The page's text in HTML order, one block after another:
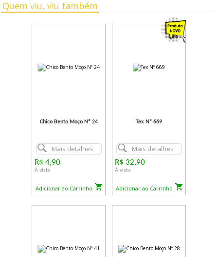
Quem viu, viu também
Chico Bento Moço Nº 24
Mais detalhes
R$ 4,90
À vista
Adicionar ao Carrinho
Tex Nº 669
Mais detalhes
R$ 32,90
À vista
Adicionar ao Carrinho